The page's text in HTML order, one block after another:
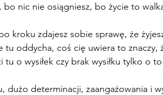
bo nic nie osiągniesz, bo życie to
kroku zdajesz sobie sprawę, że
tu oddycha, coś cię uwiera to znaczy,
o wysiłek czy brak wysiłku tylko o
dużo determinacji, zaangażowania i